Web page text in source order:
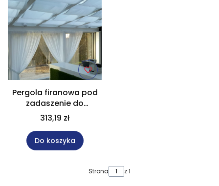
Pergola firanowa pod
zadaszenie do
restauracji szer. 70x430
cm
313,19 zł
Do koszyka
Strona z 1